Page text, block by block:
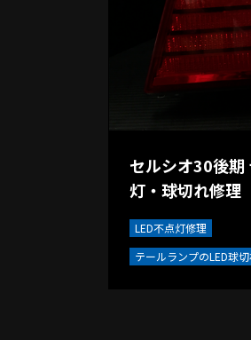
セルシオ30後期
灯・球切れ修理
LED不点灯修理
テールランプのLED球